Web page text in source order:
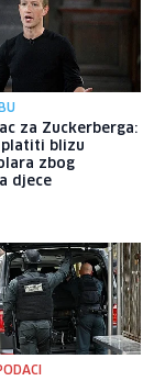
za Zuckerberga:
platiti blizu
zbog
djece